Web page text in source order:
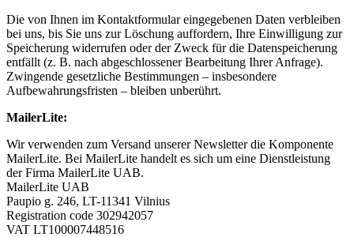
Die von Ihnen im Kontaktformular eingegebenen Daten verbleiben
bei uns, bis Sie uns zur Löschung auffordern, Ihre Einwilligung zur
Speicherung widerrufen oder der Zweck für die Datenspeicherung
entfällt (z. B. nach abgeschlossener Bearbeitung Ihrer Anfrage).
Zwingende gesetzliche Bestimmungen – insbesondere
Aufbewahrungsfristen – bleiben unberührt.
MailerLite:
Wir verwenden zum Versand unserer Newsletter die Komponente
MailerLite. Bei MailerLite handelt es sich um eine Dienstleistung
der Firma MailerLite UAB.
MailerLite UAB
Paupio g. 246, LT-11341 Vilnius
Registration code 302942057
VAT LT100007448516